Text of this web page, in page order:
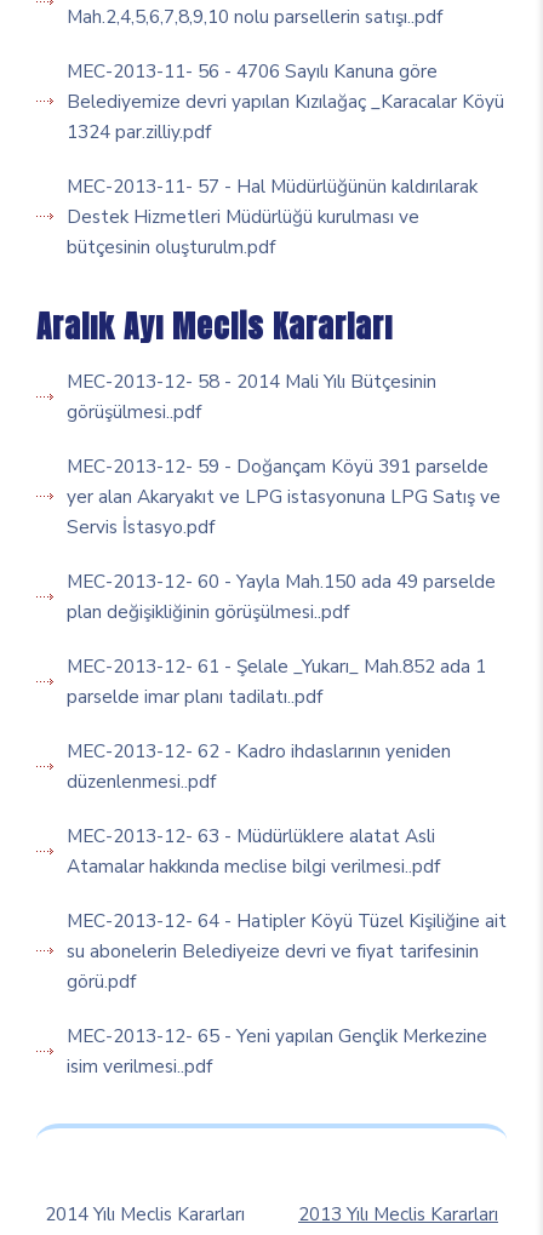
Mah.2,4,5,6,7,8,9,10 nolu parsellerin satışı..pdf
MEC-2013-11- 56 - 4706 Sayılı Kanuna göre
Belediyemize devri yapılan Kızılağaç _Karacalar Köyü
1324 par.zilliy.pdf
MEC-2013-11- 57 - Hal Müdürlüğünün kaldırılarak
Destek Hizmetleri Müdürlüğü kurulması ve
bütçesinin oluşturulm.pdf
Aralık Ayı Meclis Kararları
MEC-2013-12- 58 - 2014 Mali Yılı Bütçesinin
görüşülmesi..pdf
MEC-2013-12- 59 - Doğançam Köyü 391 parselde
yer alan Akaryakıt ve LPG istasyonuna LPG Satış ve
Servis İstasyo.pdf
MEC-2013-12- 60 - Yayla Mah.150 ada 49 parselde
plan değişikliğinin görüşülmesi..pdf
MEC-2013-12- 61 - Şelale _Yukarı_ Mah.852 ada 1
parselde imar planı tadilatı..pdf
MEC-2013-12- 62 - Kadro ihdaslarının yeniden
düzenlenmesi..pdf
MEC-2013-12- 63 - Müdürlüklere alatat Asli
Atamalar hakkında meclise bilgi verilmesi..pdf
MEC-2013-12- 64 - Hatipler Köyü Tüzel Kişiliğine ait
su abonelerin Belediyeize devri ve fiyat tarifesinin
görü.pdf
MEC-2013-12- 65 - Yeni yapılan Gençlik Merkezine
isim verilmesi..pdf
2014 Yılı Meclis Kararları 2013 Yılı Meclis Kararları